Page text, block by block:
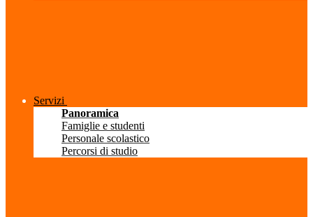
Servizi
Panoramica
Famiglie e studenti
Personale scolastico
Percorsi di studio